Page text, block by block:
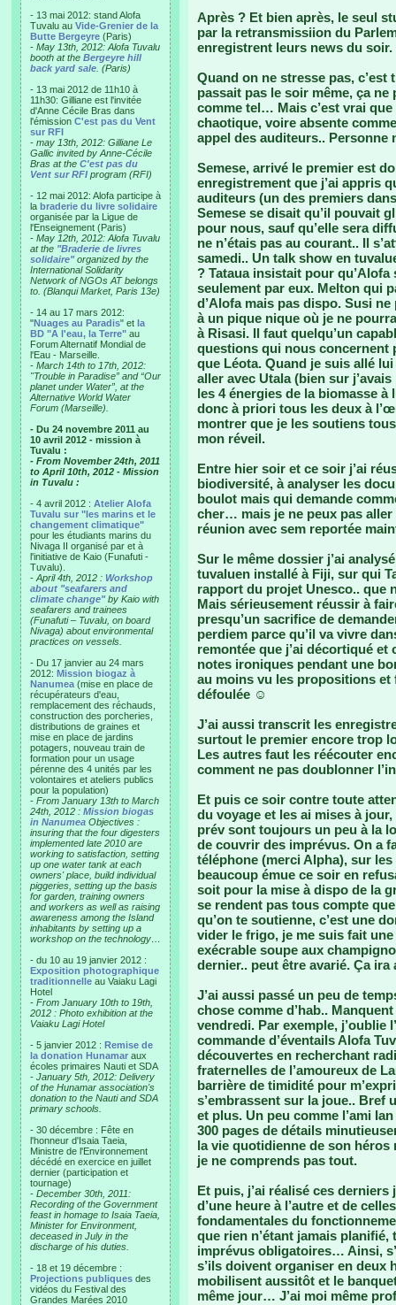
- 13 mai 2012: stand Alofa
Tuvalu au Vide-Grenier de la
Butte Bergeyre (Paris)
- May 13th, 2012: Alofa Tuvalu
booth at the Bergeyre hill
back yard sale . (Paris)
- 13 mai 2012 de 11h10 à
11h30: Gilliane est l'invitée
d'Anne Cécile Bras dans
l'émission C'est pas du Vent
sur RFI
- may 13th, 2012: Gilliane Le
Gallic invited by Anne-Cécile
Bras at the C'est pas du
Vent sur RFI program (RFI)
- 12 mai 2012: Alofa participe à
la braderie du livre solidaire
organisée par la Ligue de
l'Enseignement (Paris)
- May 12th, 2012: Alofa Tuvalu
at the "Braderie de livres
solidaire"organized by the
International Solidarity
Network of NGOs AT belongs
to. (Blanqui Market, Paris 13e)
- 14 au 17 mars 2012:
"Nuages au Paradis" et la
BD "A l'eau, la Terre" au
Forum Alternatif Mondial de
l'Eau - Marseille.
- March 14th to 17th, 2012:
"Trouble in Paradise” and “Our
planet under Water”, at the
Alternative World Water
Forum (Marseille).
- Du 24 novembre 2011 au
10 avril 2012 - mission à
Tuvalu :
- From November 24th, 2011
to April 10th, 2012 - Mission
in Tuvalu :
- 4 avril 2012 : Atelier Alofa
Tuvalu sur "les marins et le
changement climatique"
pour les étudiants marins du
Nivaga II organisé par et à
l'initiative de Kaio (Funafuti -
Tuvalu).
- April 4th, 2012 : Workshop
about "seafarers and
climate change"by Kaio with
seafarers and trainees
(Funafuti – Tuvalu, on board
Nivaga) about environmental
practices on vessels.
- Du 17 janvier au 24 mars
2012: Mission biogaz à
Nanumea (mise en place de
récupérateurs d'eau,
remplacement des réchauds,
construction des porcheries,
distributions de graines et
mise en place de jardins
potagers, nouveau train de
formation pour un usage
pérenne des 4 unités par les
volontaires et ateliers publics
pour la population)
- From January 13th to March
24th, 2012 : Mission biogas
in Nanumea Objectives :
insuring that the four digesters
implemented late 2010 are
working to satisfaction, setting
up one water tank at each
owners' place, build individual
piggeries, setting up the basis
for garden, training owners
and workers as well as raising
awareness among the Island
inhabitants by setting up a
workshop on the technology…
- du 10 au 19 janvier 2012 :
Exposition photographique
traditionnelle au Vaiaku Lagi
Hotel
- From January 10th to 19th,
2012 : Photo exhibition at the
Vaiaku Lagi Hotel
- 5 janvier 2012 : Remise de
la donation Hunamar aux
écoles primaires Nauti et SDA
- January 5th, 2012: Delivery
of the Hunamar association's
donation to the Nauti and SDA
primary schools.
- 30 décembre : Fête en
l'honneur d'Isaia Taeia,
Ministre de l'Environnement
décédé en exercice en juillet
dernier (participation et
tournage)
- December 30th, 2011:
Recording of the Government
feast in homage to Isaia Taeia,
Minister for Environment,
deceased in July in the
discharge of his duties.
- 18 et 19 décembre :
Projections publiques des
vidéos du Festival des
Grandes Marées 2010
Après ? Et bien après, le seul
par la retransmissiion du
enregistrent leurs news du soir.
Quand on ne stresse pas, c’est
passait pas le soir même, ça
comme tel… Mais c’est vrai
chaotique, voire absente
appel des auditeurs.. Personne
Semese, arrivé le premier est
enregistrement que j’ai appris
auditeurs (un des premiers
Semese se disait qu’il pouvait
pour nous, sauf qu’elle sera
ne n’étais pas au courant.. Il
samedi.. Un talk show en
? Tataua insistait pour
seulement par eux. Melton qui
d’Alofa mais pas dispo. Susi
à un pique nique où je ne
à Risasi. Il faut quelqu’un
questions qui nous
que Léota. Quand je suis allé
aller avec Utala (bien sur
les 4 énergies de la biomasse
donc à priori tous les deux à
montrer que je les soutiens
mon réveil.
Entre hier soir et ce soir j’ai
biodiversité, à analyser les
boulot mais qui demande
cher… mais je ne peux pas
réunion avec sem reportée
Sur le même dossier j’ai
tuvaluen installé à Fiji, sur qui
rapport du projet Unesco.. que
Mais sérieusement réussir à
presqu’un sacrifice de
perdiem parce qu’il va vivre
remontée que j’ai décortiqué
notes ironiques pendant une
au moins vu les propositions
défoulée ☺
J’ai aussi transcrit les
surtout le premier encore trop
Les autres faut les réécouter
comment ne pas doublonner
Et puis ce soir contre toute
du voyage et les ai mises à
prév sont toujours un peu à la
de couvrir des imprévus. On a
téléphone (merci Alpha), sur
beaucoup émue ce soir en
soit pour la mise à dispo de la
se rendent pas tous compte
qu’on te soutienne, c’est une
vider le frigo, je me suis fait
exécrable soupe aux
dernier.. peut être avarié. Ça
J’ai aussi passé un peu de
chose comme d’hab..
vendredi. Par exemple, j’oublie
commande d’éventails Alofa
découvertes en recherchant
fraternelles de l’amoureux de
barrière de timidité pour
s’embrassent sur la joue.. Bref
et plus. Un peu comme l’ami
300 pages de détails
la vie quotidienne de son
je ne comprends pas tout.
Et puis, j’ai réalisé ces
d’une heure à l’autre et de
fondamentales du
que rien n’étant jamais
imprévus obligatoires… Ainsi,
s’ils doivent organiser en deux
mobilisent aussitôt et le
même jour… J’ai moi même